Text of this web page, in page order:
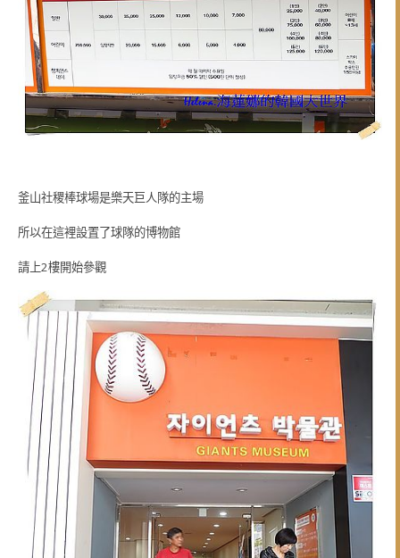
釜山社稷棒球場是樂天巨人隊的主場
所以在這裡設置了球隊的博物館
請上2樓開始參觀